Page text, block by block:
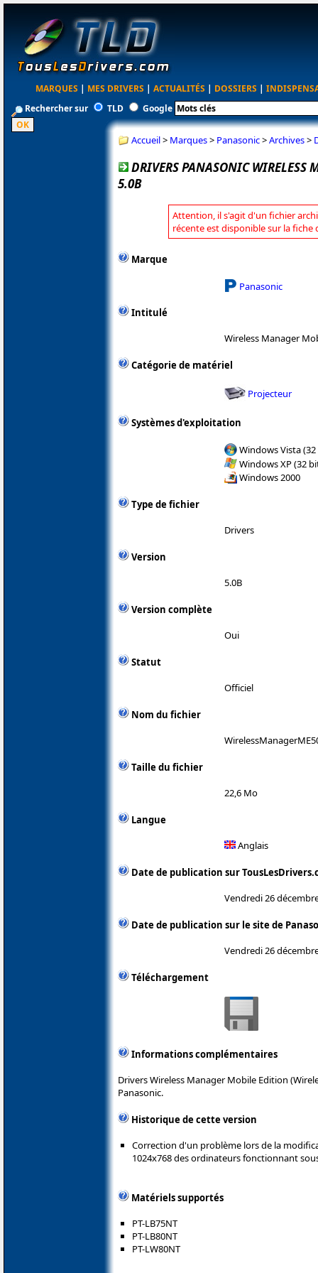
MARQUES | MES DRIVERS | ACTUALITÉS | DOSSIERS |
Rechercher sur
TLD Google
Accueil> Marques> Panasonic>Archives>
DRIVERS PANASONIC
5.0B
Attention, il s'agit d'un fichier
récente est disponible sur la fiche
Marque
Panasonic
Intitulé
Wireless Manager
Catégorie de matériel
Projecteur
Systèmes d'exploitation
Windows Vista
Windows XP (32
Windows 2000
Type de fichier
Drivers
Version
5.0B
Version complète
Oui
Statut
Officiel
Nom du fichier
Taille du fichier
22,6 Mo
Langue
Anglais
Date de publication sur
Vendredi 26
Date de publication sur le site de
Vendredi 26
Téléchargement
Informations complémentaires
Drivers Wireless Manager Mobile Edition
Panasonic.
Historique de cette version
Correction d'un problème lors de la
1024x768 des ordinateurs fonctionnant
Matériels supportés
PT-LB75NT
PT-LB80NT
PT-LW80NT